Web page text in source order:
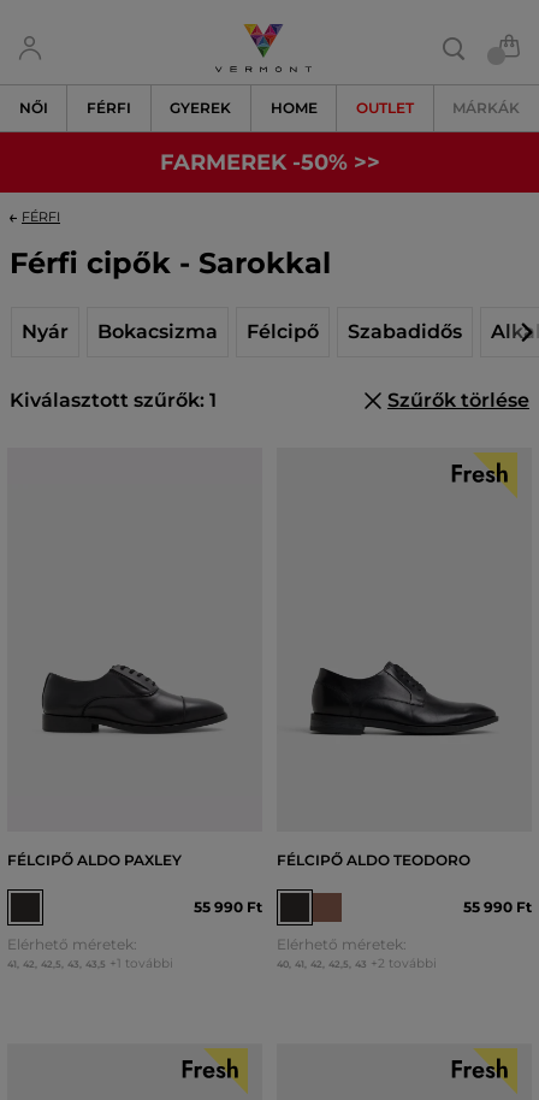
NŐI FÉRFI GYEREK HOME OUTLET MÁRKÁK
FARMEREK -50% >>
FÉRFI
Férfi cipők - Sarokkal
Nyár Bokacsizma Félcipő Szabadidős
Kiválasztott szűrők: 1 Szűrők törlése
FÉLCIPŐ ALDO PAXLEY
55 990 Ft
Elérhető méretek:
41 42 42,5 43 43,5 +1 további
FÉLCIPŐ ALDO TEODORO
55 990 Ft
Elérhető méretek:
40, 41 42 42,5 43 +2 további